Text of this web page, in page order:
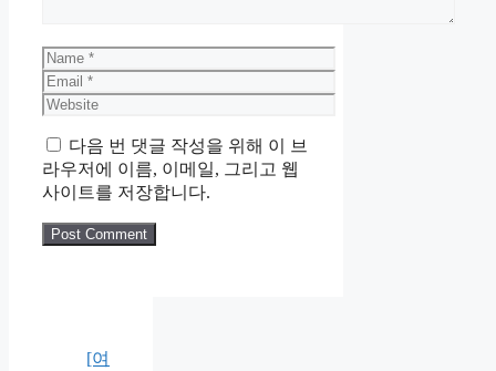
Name
Email
Website
다음 번 댓글 작성을 위해 이 브
라우저에 이름, 이메일, 그리고 웹
사이트를 저장합니다.
[여